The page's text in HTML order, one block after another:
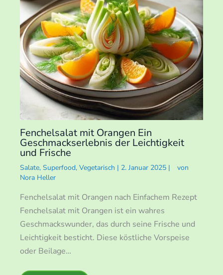
Fenchelsalat mit Orangen Ein
Geschmackserlebnis der Leichtigkeit
und Frische
Salate, Superfood, Vegetarisch | 2. Januar 2025 |
von
Nora Heller
Fenchelsalat mit Orangen nach Einfachem Rezept
Fenchelsalat mit Orangen ist ein wahres
Geschmackswunder, das durch seine Frische und
Leichtigkeit besticht. Diese köstliche Vorspeise
oder Beilage…